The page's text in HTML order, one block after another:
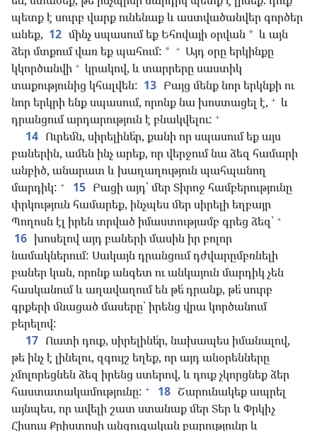
պետք է սուրբ վարք ունենաք և աստվածանվեր գործեր
անեք, 12 մինչ սպասում եք Եհովայի օրվան * և այն
ձեր մտքում վառ եք պահում: * + Այդ օրը երկինքը
կկործանվի + կրակով, և տարրերը սաստիկ
տաքությունից կհալվեն: 13 Բայց մենք նոր երկնքի ու
նոր երկրի ենք սպասում, որոնք նա խոստացել է, + և
դրանցում արդարություն է բնակվելու: +
14 Ուրեմն, սիրելինե՛ր, քանի որ սպասում եք այս
բաներին, ամեն ինչ արեք, որ վերջում նա ձեզ համարի
անբիծ, անարատ և խաղաղություն պահպանող
մարդիկ: + 15 Բացի այդ՝ մեր Տիրոջ համբերությունը
փրկություն համարեք, ինչպես մեր սիրելի եղբայր
Պողոսն էլ իրեն տրված իմաստությամբ գրեց ձեզ՝ +
16 խոսելով այդ բաների մասին իր բոլոր
նամակներում: Սակայն դրանցում դժվարըմբռնելի
բաներ կան, որոնք անգետ ու անկայուն մարդիկ չեն
հասկանում և աղավաղում են թե՛ դրանք, թե՛ սուրբ
գրքերի մնացած մասերը՝ իրենց վրա կործանում
բերելով:
17 Ուստի դուք, սիրելինե՛ր, նախապես իմանալով,
թե ինչ է լինելու, զգույշ եղեք, որ այդ անօրենները
չմոլորեցնեն ձեզ իրենց ստերով, և դուք չկորցնեք ձեր
հաստատակամությունը: + 18 Շարունակեք ապրել
այնպես, որ ավելի շատ ստանաք մեր Տեր և Փրկիչ
Հիսուս Քրիստոսի անզուգական բարությունը և